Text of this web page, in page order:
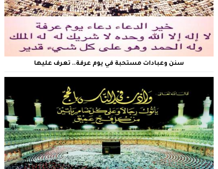
سنن وعبادات مستحبة في يوم عرفة.. تعرف عليها